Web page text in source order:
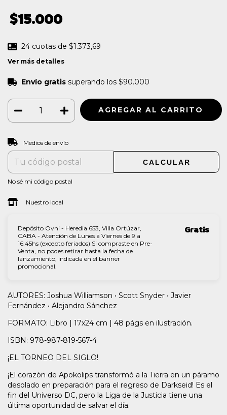
$15.000
24 cuotas de $1.373,69
Ver más detalles
Envío gratis superando los $90.000
Entregas para el CP:
Medios de envío
CALCULAR
No sé mi código postal
Nuestro local
Depósito Ovni - Heredia 653, Villa Ortúzar,
CABA - Atención de Lunes a Viernes de 9 a
16:45hs (excepto feriados) Si compraste en Pre-
Venta, no podes retirar hasta la fecha de
lanzamiento, indicada en el banner
promocional.
Gratis
AUTORES: Joshua Williamson • Scott Snyder • Javier
Fernández • Alejandro Sánchez
FORMATO: Libro | 17x24 cm | 48 págs en ilustración.
ISBN: 978-987-819-567-4
¡EL TORNEO DEL SIGLO!
¡El corazón de Apokolips transformó a la Tierra en un páramo
desolado en preparación para el regreso de Darkseid! Es el
fin del Universo DC, pero la Liga de la Justicia tiene una
última oportunidad de salvar el día.